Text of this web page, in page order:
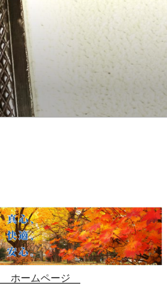
ホームページ